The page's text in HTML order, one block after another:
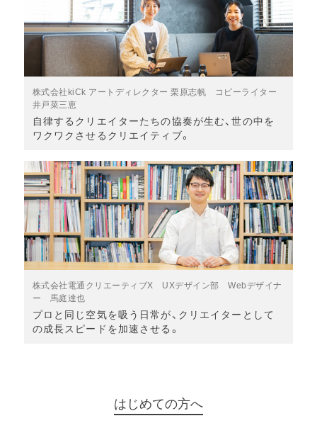
株式会社kiCk アートディレクター 栗原志帆 コピーライター
井戸菜三恵
自律するクリエイターたちの協奏が生む、世の中を
ワクワクさせるクリエイティブ。
株式会社電通クリエーティブX UXデザイン部 Webデザイナ
ー 馬庭達也
プロと同じ空気を吸う日常が、クリエイターとして
の成長スピードを加速させる。
はじめての方へ